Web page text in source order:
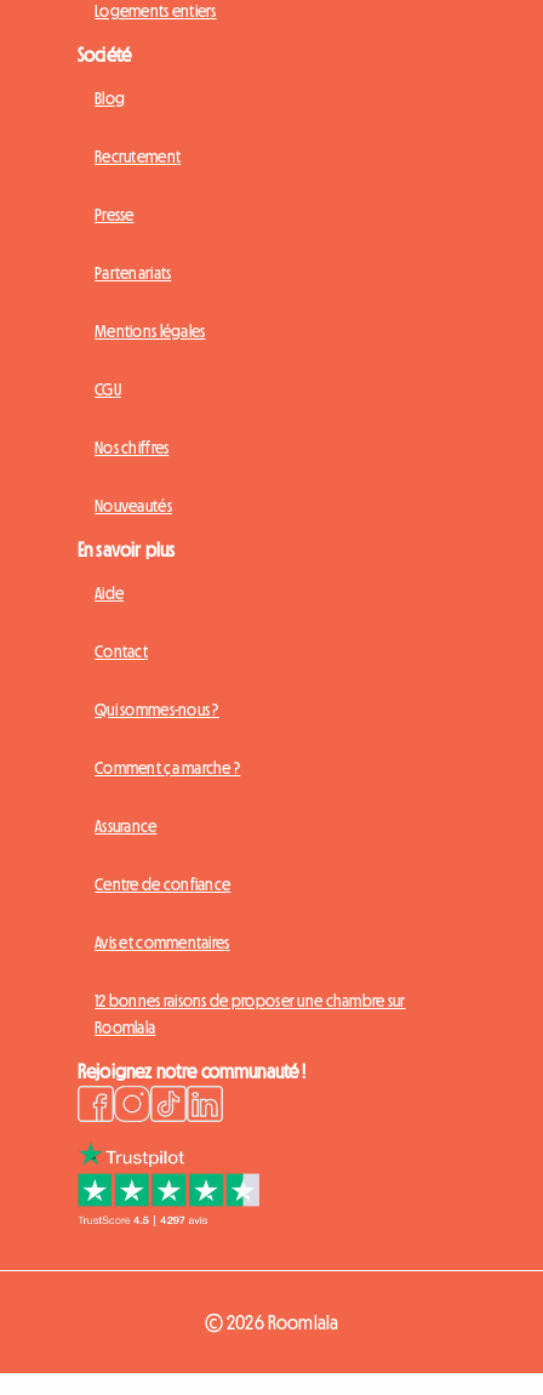
Logements entiers
Société
Blog
Recrutement
Presse
Partenariats
Mentions légales
CGU
Nos chiffres
Nouveautés
En savoir plus
Aide
Contact
Qui sommes-nous ?
Comment ça marche ?
Assurance
Centre de confiance
Avis et commentaires
12 bonnes raisons de proposer une chambre sur
Roomlala
Rejoignez notre communauté !
© 2026 Roomlala